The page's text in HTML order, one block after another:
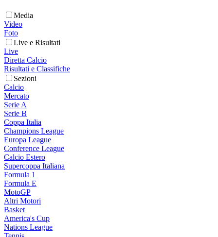
Media
Video
Foto
Live e Risultati
Live
Diretta Calcio
Risultati e Classifiche
Sezioni
Calcio
Mercato
Serie A
Serie B
Coppa Italia
Champions League
Europa League
Conference League
Calcio Estero
Supercoppa Italiana
Formula 1
Formula E
MotoGP
Altri Motori
Basket
America's Cup
Nations League